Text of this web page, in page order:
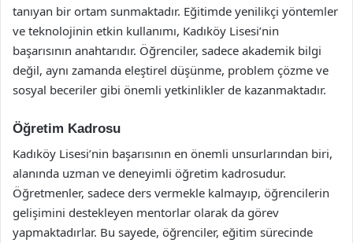
tanıyan bir ortam sunmaktadır. Eğitimde yenilikçi yöntemler
ve teknolojinin etkin kullanımı, Kadıköy Lisesi’nin
başarısının anahtarıdır. Öğrenciler, sadece akademik bilgi
değil, aynı zamanda eleştirel düşünme, problem çözme ve
sosyal beceriler gibi önemli yetkinlikler de kazanmaktadır.
Öğretim Kadrosu
Kadıköy Lisesi’nin başarısının en önemli unsurlarından biri,
alanında uzman ve deneyimli öğretim kadrosudur.
Öğretmenler, sadece ders vermekle kalmayıp, öğrencilerin
gelişimini destekleyen mentorlar olarak da görev
yapmaktadırlar. Bu sayede, öğrenciler, eğitim sürecinde